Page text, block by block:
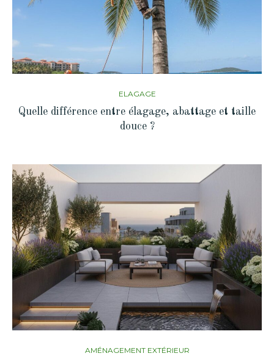
ELAGAGE
Quelle différence entre élagage, abattage et taille
douce ?
AMÉNAGEMENT EXTÉRIEUR